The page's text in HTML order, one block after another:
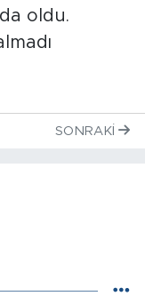
oldu.
SONRAKI